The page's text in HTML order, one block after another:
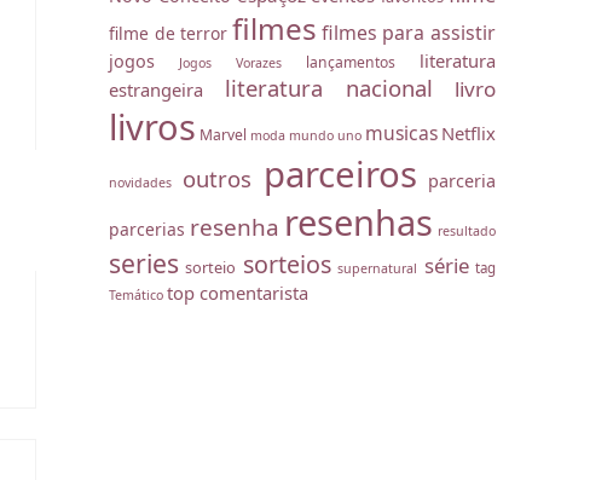
filme de terror filmes filmes para assistir
jogos Jogos Vorazes lançamentos
literatura
estrangeira
literatura nacional livro
livros Marvel moda mundo uno musicas Netflix
novidades outros parceiros parceria
parcerias resenha resenhas resultado
series sorteio sorteios supernatural série tag
Temático top comentarista